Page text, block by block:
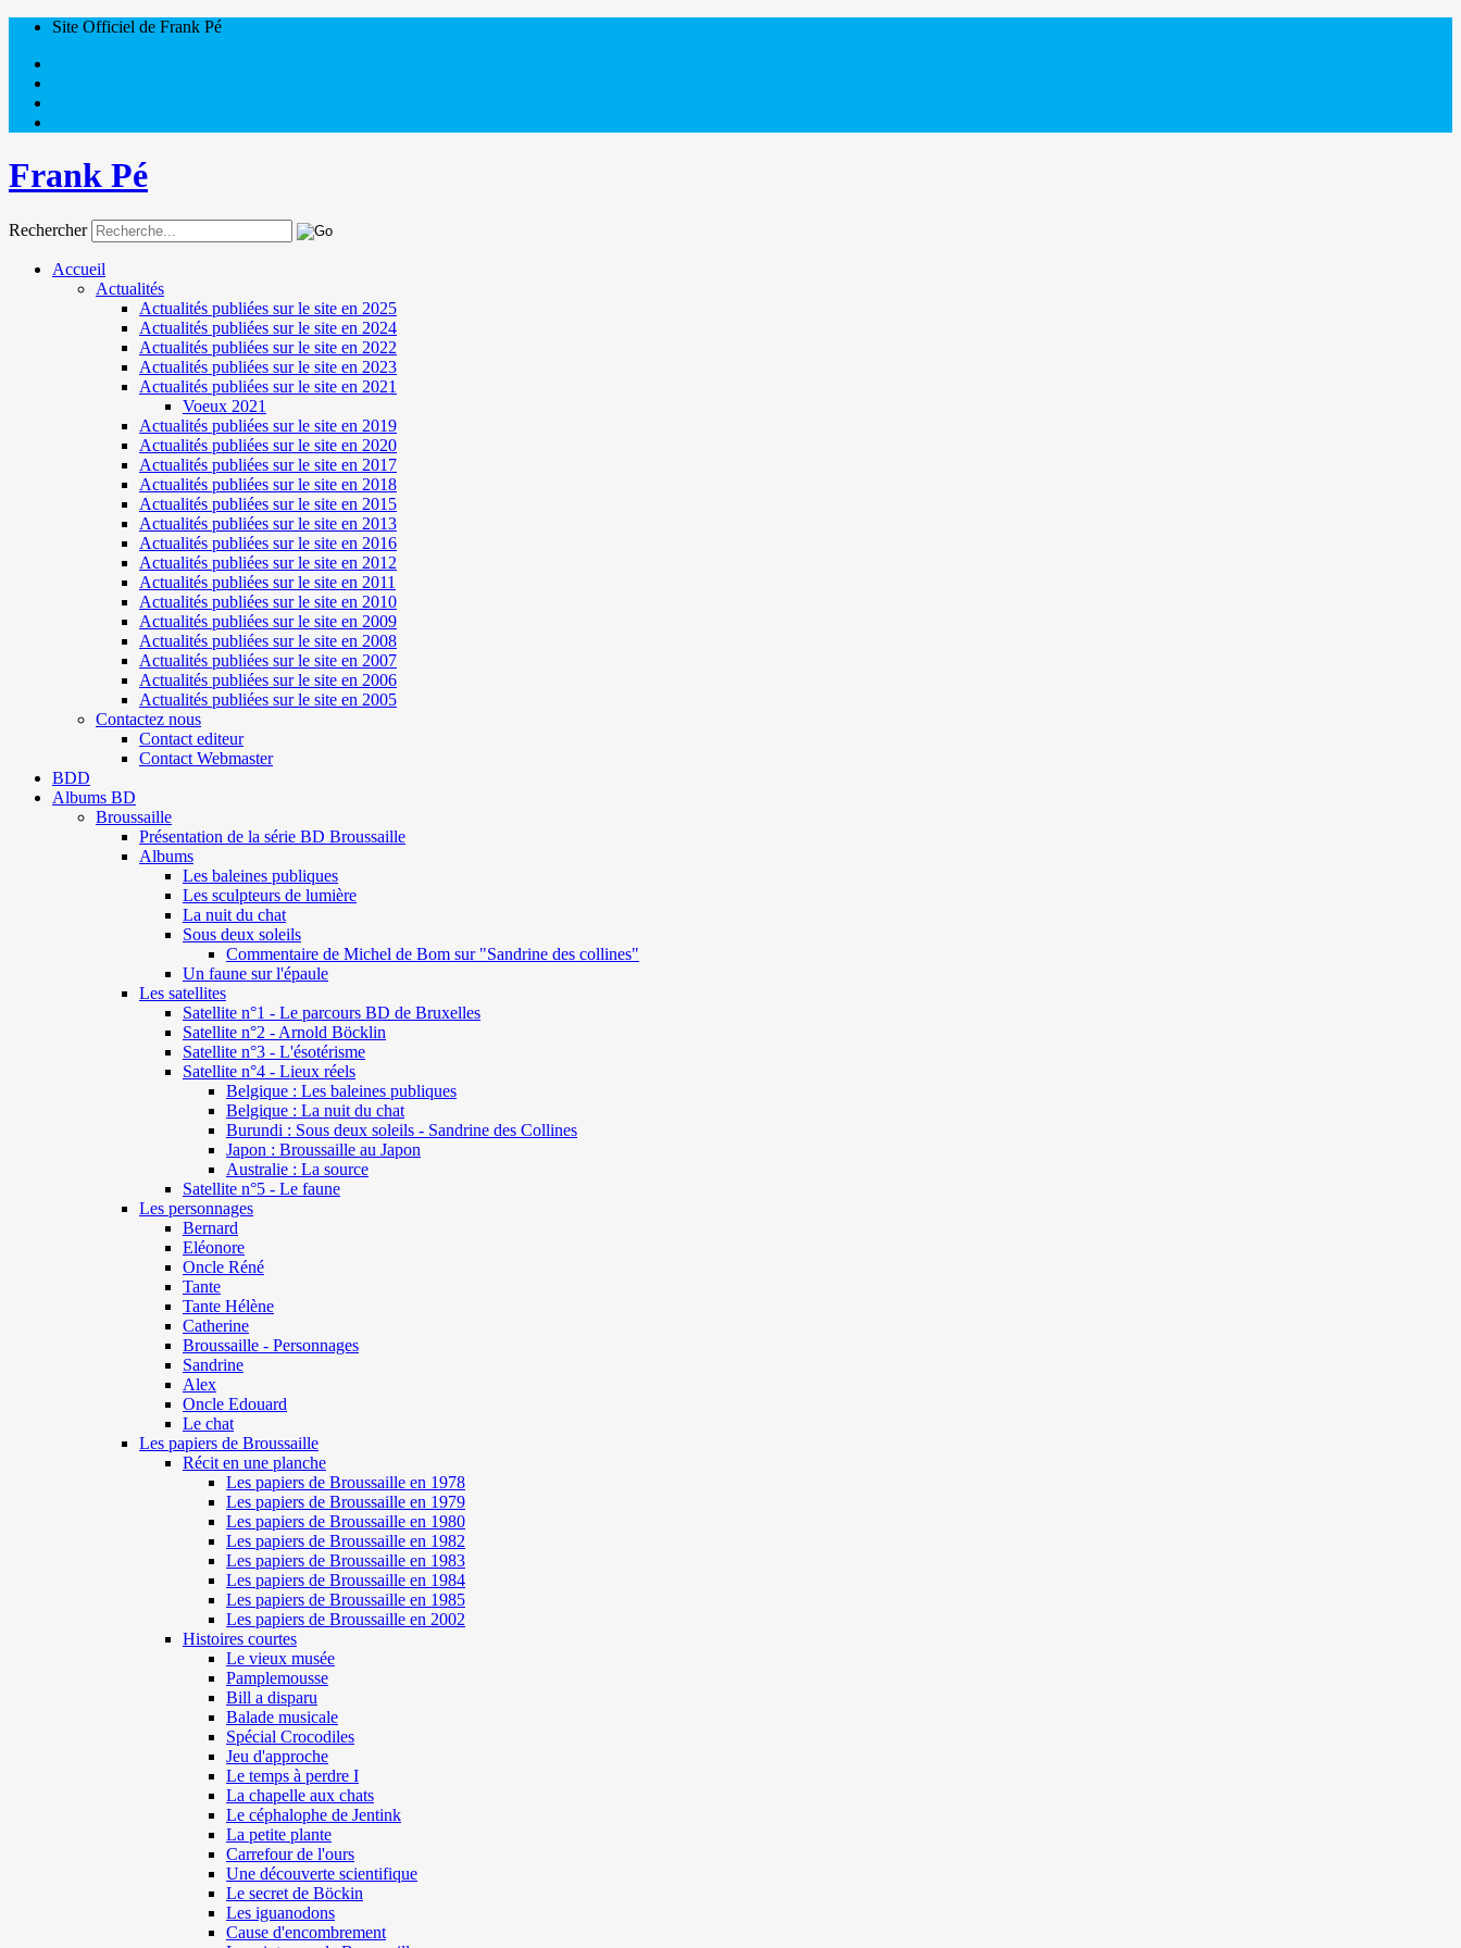
Site Officiel de Frank Pé
Frank Pé
Rechercher
Accueil
Actualités
Actualités publiées sur le site en 2025
Actualités publiées sur le site en 2024
Actualités publiées sur le site en 2022
Actualités publiées sur le site en 2023
Actualités publiées sur le site en 2021
Voeux 2021
Actualités publiées sur le site en 2019
Actualités publiées sur le site en 2020
Actualités publiées sur le site en 2017
Actualités publiées sur le site en 2018
Actualités publiées sur le site en 2015
Actualités publiées sur le site en 2013
Actualités publiées sur le site en 2016
Actualités publiées sur le site en 2012
Actualités publiées sur le site en 2011
Actualités publiées sur le site en 2010
Actualités publiées sur le site en 2009
Actualités publiées sur le site en 2008
Actualités publiées sur le site en 2007
Actualités publiées sur le site en 2006
Actualités publiées sur le site en 2005
Contactez nous
Contact editeur
Contact Webmaster
BDD
Albums BD
Broussaille
Présentation de la série BD Broussaille
Albums
Les baleines publiques
Les sculpteurs de lumière
La nuit du chat
Sous deux soleils
Commentaire de Michel de Bom sur "Sandrine des collines"
Un faune sur l'épaule
Les satellites
Satellite n°1 - Le parcours BD de Bruxelles
Satellite n°2 - Arnold Böcklin
Satellite n°3 - L'ésotérisme
Satellite n°4 - Lieux réels
Belgique : Les baleines publiques
Belgique : La nuit du chat
Burundi : Sous deux soleils - Sandrine des Collines
Japon : Broussaille au Japon
Australie : La source
Satellite n°5 - Le faune
Les personnages
Bernard
Eléonore
Oncle Réné
Tante
Tante Hélène
Catherine
Broussaille - Personnages
Sandrine
Alex
Oncle Edouard
Le chat
Les papiers de Broussaille
Récit en une planche
Les papiers de Broussaille en 1978
Les papiers de Broussaille en 1979
Les papiers de Broussaille en 1980
Les papiers de Broussaille en 1982
Les papiers de Broussaille en 1983
Les papiers de Broussaille en 1984
Les papiers de Broussaille en 1985
Les papiers de Broussaille en 2002
Histoires courtes
Le vieux musée
Pamplemousse
Bill a disparu
Balade musicale
Spécial Crocodiles
Jeu d'approche
Le temps à perdre I
La chapelle aux chats
Le céphalophe de Jentink
La petite plante
Carrefour de l'ours
Une découverte scientifique
Le secret de Böckin
Les iguanodons
Cause d'encombrement